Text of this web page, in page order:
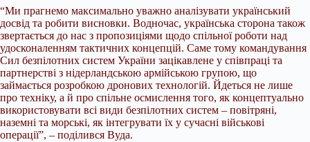
“Ми прагнемо максимально уважно аналізувати український
досвід та робити висновки. Водночас, українська сторона також
звертається до нас з пропозиціями щодо спільної роботи над
удосконаленням тактичних концепцій. Саме тому командування
Сил безпілотних систем України зацікавлене у співпраці та
партнерстві з нідерландською армійською групою, що
займається розробкою дронових технологій. Йдеться не лише
про техніку, а й про спільне осмислення того, як концептуально
використовувати всі види безпілотних систем – повітряні,
наземні та морські, як інтегрувати їх у сучасні військові
операції”, – поділився Вуда.